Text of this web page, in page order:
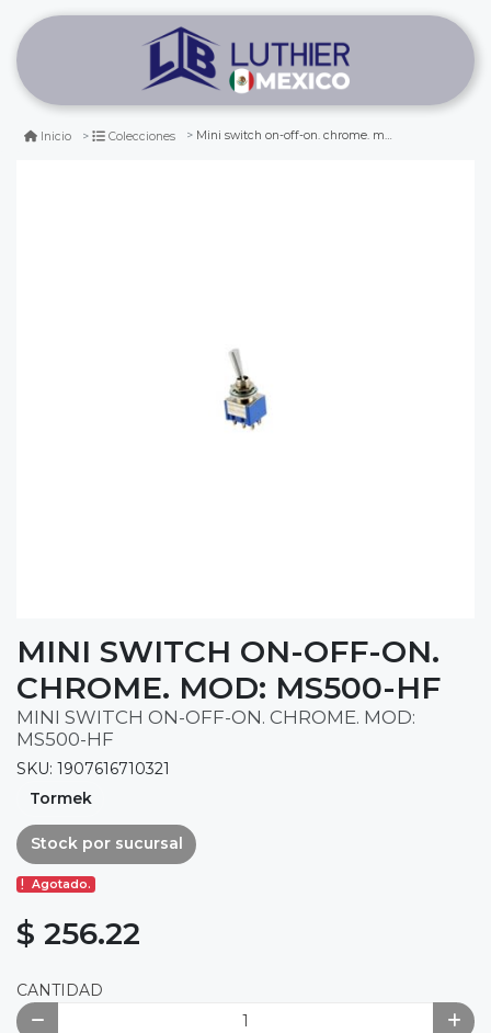
Inicio Colecciones Mini switch on-off-on. chrome. mod: ms500-hf
MINI SWITCH ON-OFF-ON.
CHROME. MOD: MS500-HF
MINI SWITCH ON-OFF-ON. CHROME. MOD:
MS500-HF
SKU: 1907616710321
Tormek
Stock por sucursal
Agotado.
$ 256.22
CANTIDAD